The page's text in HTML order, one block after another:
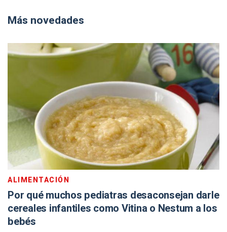
Más novedades
ALIMENTACIÓN
Por qué muchos pediatras desaconsejan darle
cereales infantiles como Vitina o Nestum a los
bebés